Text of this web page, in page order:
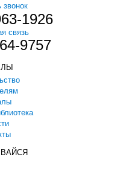
звонок
1926
связь
9757